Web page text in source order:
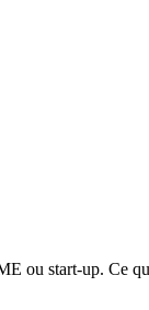
ou start-up. Ce